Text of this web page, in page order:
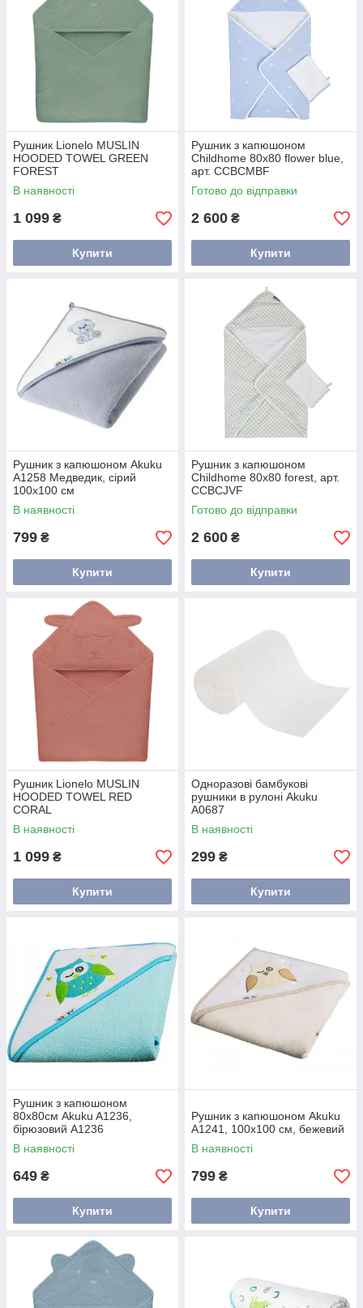
Рушник Lionelo MUSLIN
HOODED TOWEL GREEN
FOREST
В наявності
1 099 ₴
Купити
Рушник з капюшоном
Childhome 80x80 flower blue,
арт. CCBCMBF
Готово до відправки
2 600 ₴
Купити
Рушник з капюшоном Akuku
A1258 Медведик, сірий
100x100 см
В наявності
799 ₴
Купити
Рушник з капюшоном
Childhome 80x80 forest, арт.
CCBCJVF
Готово до відправки
2 600 ₴
Купити
Рушник Lionelo MUSLIN
HOODED TOWEL RED
CORAL
В наявності
1 099 ₴
Купити
Одноразові бамбукові
рушники в рулоні Akuku
A0687
В наявності
299 ₴
Купити
Рушник з капюшоном
80x80см Akuku A1236,
бірюзовий A1236
В наявності
649 ₴
Купити
Рушник з капюшоном Akuku
A1241, 100x100 см, бежевий
В наявності
799 ₴
Купити